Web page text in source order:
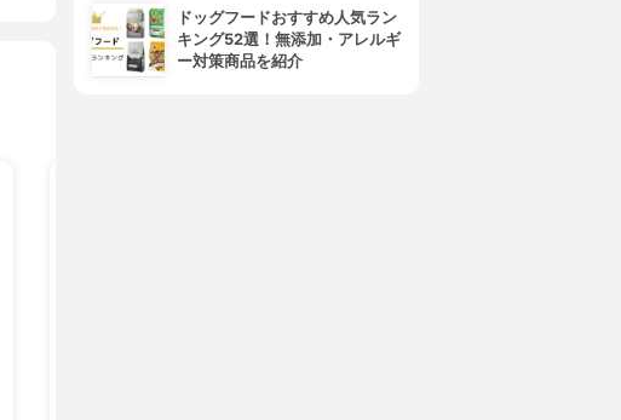
ドッグフードおすすめ人気ラン
キング52選！無添加・アレルギ
ー対策商品を紹介